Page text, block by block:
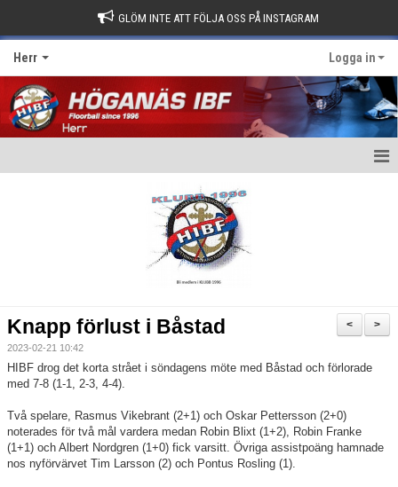
GLÖM INTE ATT FÖLJA OSS PÅ INSTAGRAM
Herr Logga in
Truppen
Kontakt
>
<
Knapp förlust i Båstad
2023-02-21 10:42
HIBF drog det korta strået i söndagens möte med Båstad och förlorade
med 7-8 (1-1, 2-3, 4-4).
Två spelare, Rasmus Vikebrant (2+1) och Oskar Pettersson (2+0)
noterades för två mål vardera medan Robin Blixt (1+2), Robin Franke
(1+1) och Albert Nordgren (1+0) fick varsitt. Övriga assistpoäng hamnade
nos nyförvärvet Tim Larsson (2) och Pontus Rosling (1).